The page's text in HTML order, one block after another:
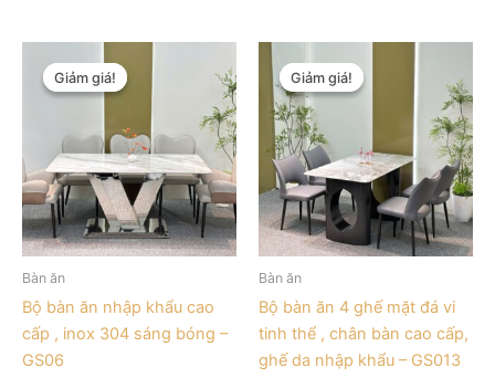
phẩm
phẩm
Giảm giá!
Giảm giá!
Bàn ăn
Bộ bàn ăn nhập khẩu cao
cấp , inox 304 sáng bóng –
GS06
giá:
từ
10.200.000 ₫
đến
13.700.000 ₫
phẩm
có
nhiều
biến
thể.
Các
có
Giảm giá!
Giảm giá!
Bàn ăn
Bộ bàn ăn 4 ghế mặt đá vi
tinh thể , chân bàn cao cấp,
ghế da nhập khẩu – GS013
từ
đến
phẩm
nhiều
biến
thể.
Các
có